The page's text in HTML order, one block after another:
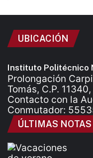
UBICACIÓN
Instituto Politécnico
Prolongación
Tomás, C.P.
Contacto con la
Conmutador:
ÚLTIMAS